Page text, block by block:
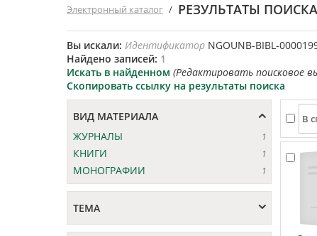
Электронный каталог / РЕЗУЛЬТАТЫ ПОИСКА
Вы искали: Идентификатор NGOUNB-BIBL-
Найдено записей: 1
Искать в найденном (Редактировать поисковое
Скопировать ссылку на результаты поиска
ВИД МАТЕРИАЛА
ЖУРНАЛЫ
1
КНИГИ 1
МОНОГРАФИИ 1
ТЕМА